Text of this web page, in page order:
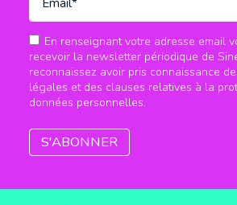
En renseignant votre adresse email
recevoir la newsletter périodique de
reconnaissez avoir pris connaissance
légales et des clauses relatives à la
données personnelles.